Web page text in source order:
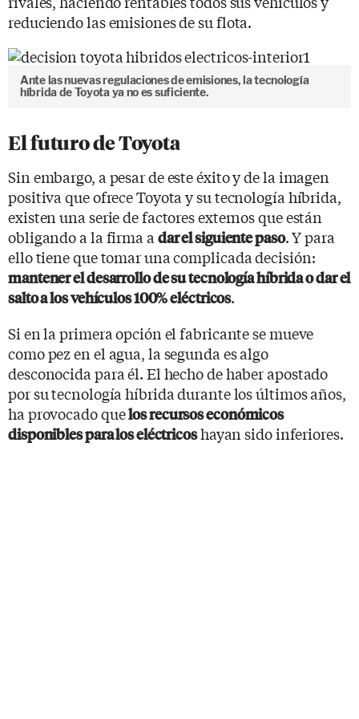
reduciendo las emisiones de su flota.
Ante las nuevas regulaciones de emisiones, la tecnología
híbrida de Toyota ya no es suficiente.
El futuro de Toyota
Sin embargo, a pesar de este éxito y de la imagen
positiva que ofrece Toyota y su tecnología híbrida,
existen una serie de factores externos que están
obligando a la firma a dar el siguiente paso. Y para
ello tiene que tomar una complicada decisión:
mantener el desarrollo de su tecnología híbrida o dar el
salto a los vehículos 100% eléctricos.
Si en la primera opción el fabricante se mueve
como pez en el agua, la segunda es algo
desconocida para él. El hecho de haber apostado
por su tecnología híbrida durante los últimos años,
ha provocado quelos recursos económicos
disponibles para los eléctricoshayan sido inferiores.